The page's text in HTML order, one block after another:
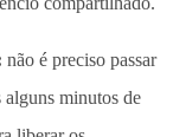
não é preciso passar
alguns minutos de